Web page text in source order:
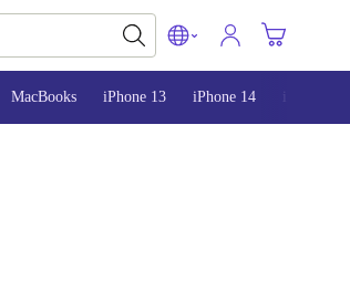
MacBooks iPhone 13 iPhone 14 iPhone 15